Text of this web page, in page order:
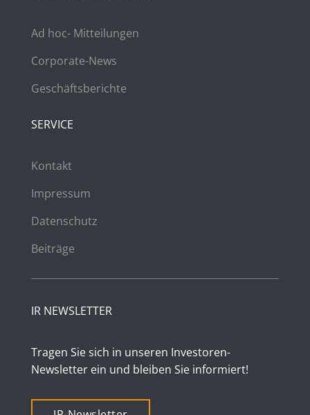
Ad hoc- Mitteilungen
Corporate-News
Geschäftsberichte
SERVICE
Kontakt
Impressum
Datenschutz
Beiträge
IR NEWSLETTER
Tragen Sie sich in unseren Investoren-
Newsletter ein und bleiben Sie informiert!